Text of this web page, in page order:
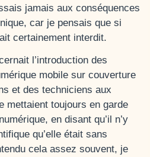
jamais aux conséquences
car je pensais que si
certainement interdit.
l’introduction des
mobile sur couverture
et des techniciens aux
mettaient toujours en garde
en disant qu’il n’y
qu’elle était sans
cela assez souvent, je